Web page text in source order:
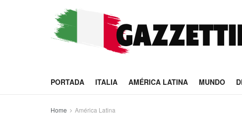
PORTADA ITALIA AMÉRICA LATINA MUNDO
Home América Latina